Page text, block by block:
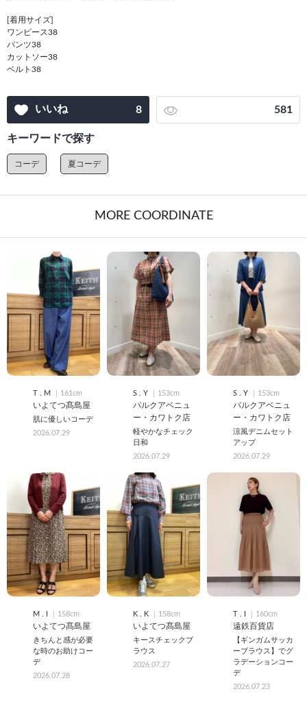
[着用サイズ]
ワンピース38
パンツ38
カットソー38
ベルト38
いいね 8 581
キーワードで探す
コーデ 夏コーデ
MORE COORDINATE
T . M ｜161cm
いよてつ髙島屋
肌に優しいコーデ
2026.07.29
S . Y ｜153cm
パルクアベニュ
ー・カワトク店
軽やかなチェック
日和
2026.07.29
S . Y ｜153cm
パルクアベニュ
ー・カワトク店
涼風デニムセット
アップ
2026.07.29
M . I ｜158cm
いよてつ髙島屋
きちんと感が必要
な時のお助けコー
デ
2026.07.28
K . K ｜158cm
いよてつ髙島屋
キースチェックブ
ラウス
2026.07.27
T . I ｜160cm
遠鉄百貨店
【ギンガムサッカ
ーブラウス】でグ
ラデーションコー
デ
2026.07.23